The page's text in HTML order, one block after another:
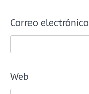
Correo electrónico
Web